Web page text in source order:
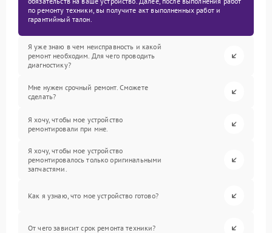
по ремонту техники, вы получите акт выполненных работ и
гарантийный талон.
Я уже знаю в чем неисправность и какой
ремонт необходим. Для чего проводить
диагностику?
Мне нужен срочный ремонт. Сможете
сделать?
Я хочу, чтобы мое устройство
ремонтировали при мне.
Я хочу, чтобы мое устройство
ремонтировалось только оригинальными
запчастями.
Как я узнаю, что мое устройство готово?
От чего зависит срок ремонта техники?